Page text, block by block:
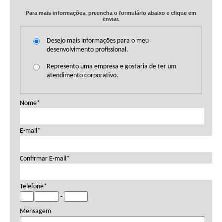
N/D
N/D
Para mais informações, preencha o formulário abaixo e clique em
enviar.
Desejo mais informações para o meu
desenvolvimento profissional.
Represento uma empresa e gostaria de ter um
atendimento corporativo.
Nome*
E-mail*
Confirmar E-mail*
Telefone*
-
Mensagem